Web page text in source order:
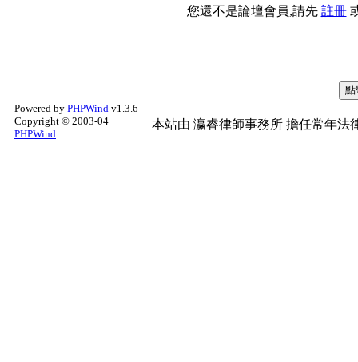
您還不是論壇會員,請先 註冊
Powered by PHPWind v1.3.6
Copyright © 2003-04
PHPWind
本站由 瀛睿律師事務所 擔任常年法